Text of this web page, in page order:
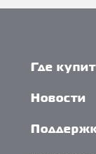
Где
Новости